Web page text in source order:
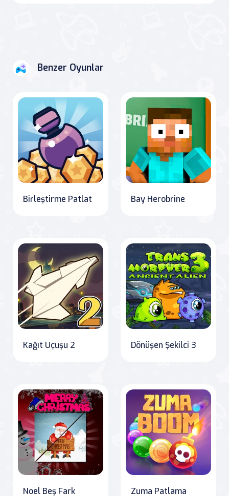
Benzer Oyunlar
Birleştirme Patlat Bay Herobrine
Kağıt Uçuşu 2 Dönüşen Şekilci 3
Noel Beş Fark Zuma Patlama